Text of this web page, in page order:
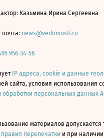
Казьмина Ирина Сергеевна
почта: news@vedomosti.ru
956-34-58
IP адреса, cookie и данные
сайта, условия использования
обработки персональных данных
материалов допускается
правил перепечатки и при